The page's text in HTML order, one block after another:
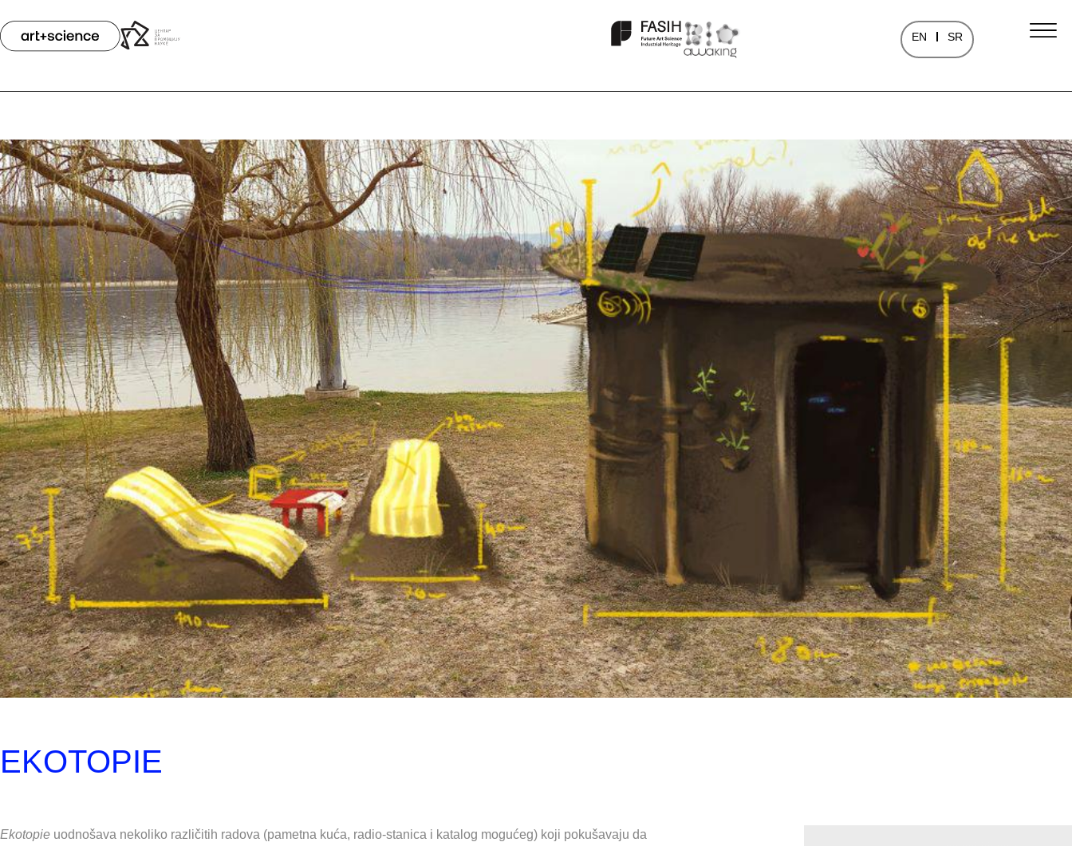
EN SR
EKOTOPIE
Ekotopie uodnošava nekoliko različitih radova (pametna kuća, radio-stanica i katalog mogućeg) koji pokušavaju da